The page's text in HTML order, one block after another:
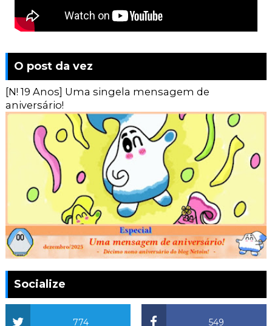
O post da vez
[N! 19 Anos] Uma singela mensagem de
aniversário!
Socialize
549
774